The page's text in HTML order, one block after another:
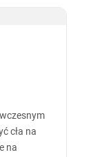
cła na
na